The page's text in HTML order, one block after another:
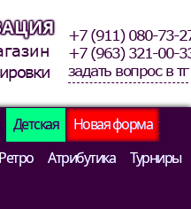
+7 (911) 080-73-
+7 (963) 321-00-
задать вопрос в тг
Детская
Новая форма
Ретро Атрибутика
Турниры